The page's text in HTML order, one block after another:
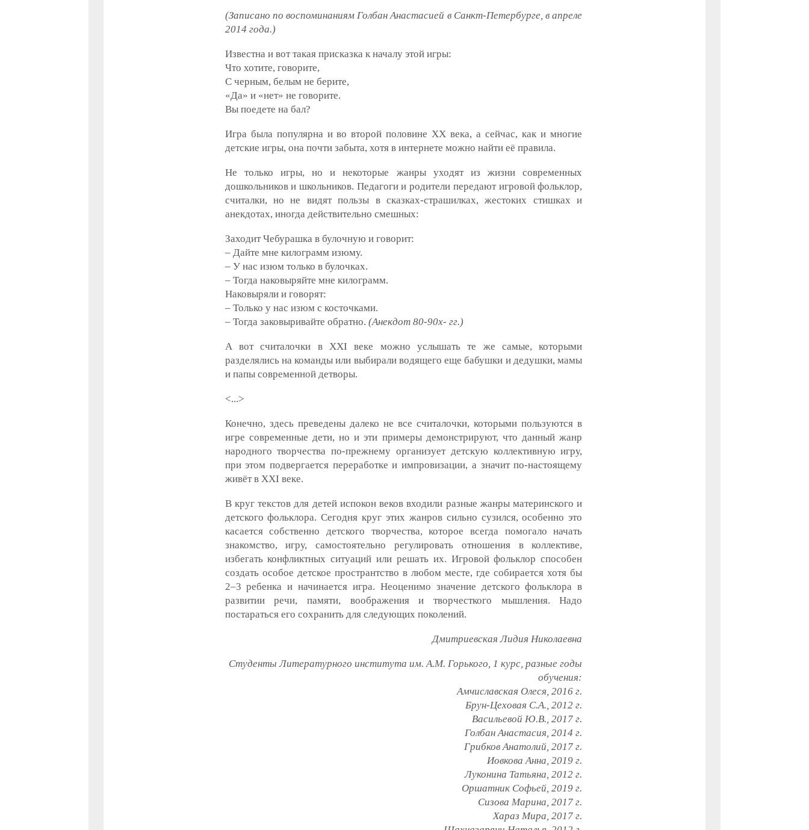
(Записано по воспоминаниям Голбан Анастасией в Санкт-Петербурге, в апреле
2014 года.)
Известна и вот такая присказка к началу этой игры:
Что хотите, говорите,
С черным, белым не берите,
«Да» и «нет» не говорите.
Вы поедете на бал?
Игра была популярна и во второй половине ХХ века, а сейчас, как и многие
детские игры, она почти забыта, хотя в интернете можно найти её правила.
Не только игры, но и некоторые жанры уходят из жизни современных
дошкольников и школьников. Педагоги и родители передают игровой фольклор,
считалки, но не видят пользы в сказках-страшилках, жестоких стишках и
анекдотах, иногда действительно смешных:
Заходит Чебурашка в булочную и говорит:
– Дайте мне килограмм изюму.
– У нас изюм только в булочках.
– Тогда наковыряйте мне килограмм.
Наковыряли и говорят:
– Только у нас изюм с косточками.
– Тогда заковыривайте обратно. (Анекдот 80-90х- гг.)
А вот считалочки в ХХI веке можно услышать те же самые, которыми
разделялись на команды или выбирали водящего еще бабушки и дедушки, мамы
и папы современной детворы.
<...>
Конечно, здесь преведены далеко не все считалочки, которыми пользуются в
игре современные дети, но и эти примеры демонстрируют, что данный жанр
народного творчества по-прежнему организует детскую коллективную игру,
при этом подвергается переработке и импровизации, а значит по-настоящему
живёт в ХХI веке.
В круг текстов для детей испокон веков входили разные жанры материнского и
детского фольклора. Сегодня круг этих жанров сильно сузился, особенно это
касается собственно детского творчества, которое всегда помогало начать
знакомство, игру, самостоятельно регулировать отношения в коллективе,
избегать конфликтных ситуаций или решать их. Игровой фольклор способен
создать особое детское пространтство в любом месте, где собирается хотя бы
2–3 ребенка и начинается игра. Неоценимо значение детского фольклора в
развитии речи, памяти, воображения и творчесткого мышления. Надо
постараться его сохранить для следующих поколений.
Дмитриевская Лидия Николаевна
Студенты Литературного института им. А.М. Горького, 1 курс, разные годы
обучения:
Амчиславская Олеся, 2016 г.
Брун-Цеховая С.А., 2012 г.
Васильевой Ю.В., 2017 г.
Голбан Анастасия, 2014 г.
Грибков Анатолий, 2017 г.
Иовкова Анна, 2019 г.
Луконина Татьяна, 2012 г.
Оршатник Софьей, 2019 г.
Сизова Марина, 2017 г.
Хараз Мира, 2017 г.